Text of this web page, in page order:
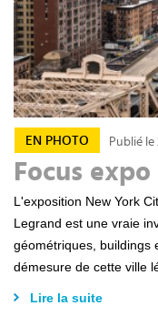
EN PHOTO Publié le
Focus
L'exposition New York
Legrand est une vraie
géométriques, buildings
Lire la suite